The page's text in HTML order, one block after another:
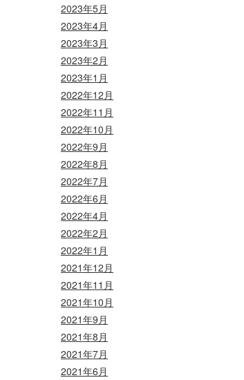
2023年5月
2023年4月
2023年3月
2023年2月
2023年1月
2022年12月
2022年11月
2022年10月
2022年9月
2022年8月
2022年7月
2022年6月
2022年4月
2022年2月
2022年1月
2021年12月
2021年11月
2021年10月
2021年9月
2021年8月
2021年7月
2021年6月